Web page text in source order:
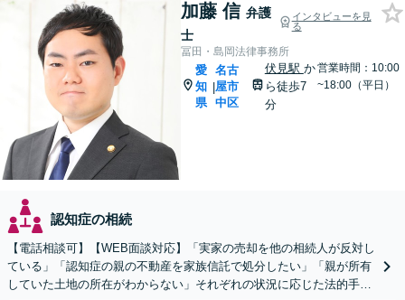
加藤 信 弁護
士
インタビューを見
る
冨田・島岡法律事務所
愛
知
県
|
名古
屋市
中区
伏見駅 か
ら徒歩7
分
営業時間：10:00
~18:00（平日）
認知症の相続
【電話相談可】【WEB面談対応】「実家の売却を他の相続人が反対し
ている」「認知症の親の不動産を家族信託で処分したい」「親が所有
していた土地の所在がわからない」それぞれの状況に応じた法的手続